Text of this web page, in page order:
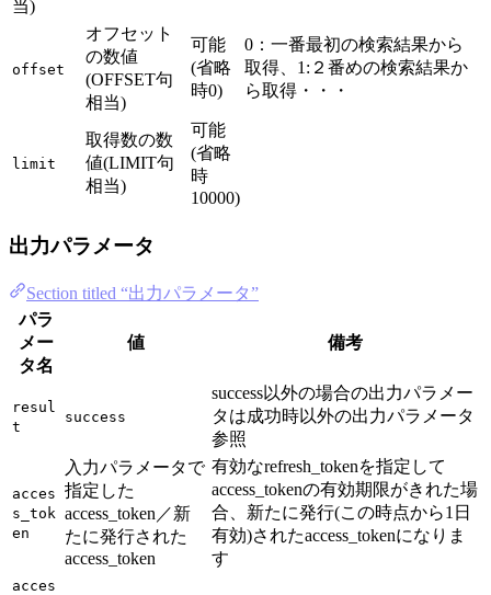
当)
offset
オフセット
の数値
(OFFSET句
相当)
可能
(省略
時0)
0：一番最初の検索結果から
取得、1:２番めの検索結果か
ら取得・・・
limit
取得数の数
値(LIMIT句
相当)
可能
(省略
時
10000)
出力パラメータ
Section titled “出力パラメータ”
パラ
メー
タ名
値 備考
resul
t
success
success以外の場合の出力パラメー
タは成功時以外の出力パラメータ
参照
acces
s_tok
en
入力パラメータで
指定した
access_token／新
たに発行された
access_token
有効なrefresh_tokenを指定して
access_tokenの有効期限がきれた場
合、新たに発行(この時点から1日
有効)されたaccess_tokenになりま
す
acces